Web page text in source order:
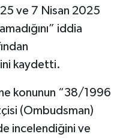
ve 7 Nisan 2025
iddia
kaydetti.
konunun “38/1996
(Ombudsman)
incelendiğini ve